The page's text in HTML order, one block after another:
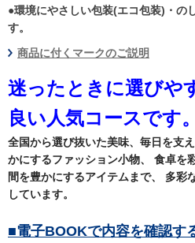
●環境にやさしい包装(エコ包装)・の
す。
商品に付くマークのご説明
迷ったときに選びや
良い人気コースです。
全国から選び抜いた美味、毎日を支
かにするファッション小物、 食卓を
間を豊かにするアイテムまで、 多彩
しています。
■電子BOOKで内容を確認す